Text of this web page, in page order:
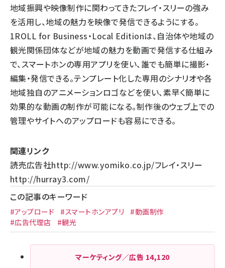
地域振興や映像制作に関わってきたフレイ・スリーの強み
を活用し、地域の魅力を映像で発信できるようにする。
1ROLL for Business・Local Editionは、自治体や地域の
観光関係団体などが地域の魅力を動画で発信する仕組み
で、スマートホンの専用アプリを使い、誰でも簡単に撮影・
編集・発信できる。テンプレート化した専用のシナリオや各
地域独自のアニメーションロゴなどを使い、素早く簡単に
効果的な動画の制作が可能になる。制作後のウェブ上での
管理やサイトへのアップロードも容易にできる。
関連リンク
読売広告社http://www.yomiko.co.jp/フレイ・スリー
http://hurray3.com/
この記事のキーワード
#アップロード #スマートホンアプリ
#動画制作
#広告代理店
#観光
マーケティング／広告 14,120